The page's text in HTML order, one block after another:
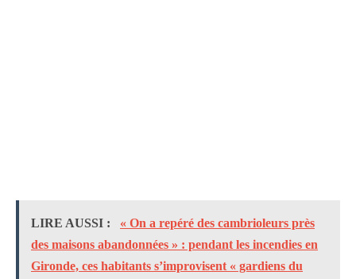
LIRE AUSSI :
« On a repéré des cambrioleurs près
des maisons abandonnées » : pendant les incendies en
Gironde, ces habitants s’improvisent « gardiens du